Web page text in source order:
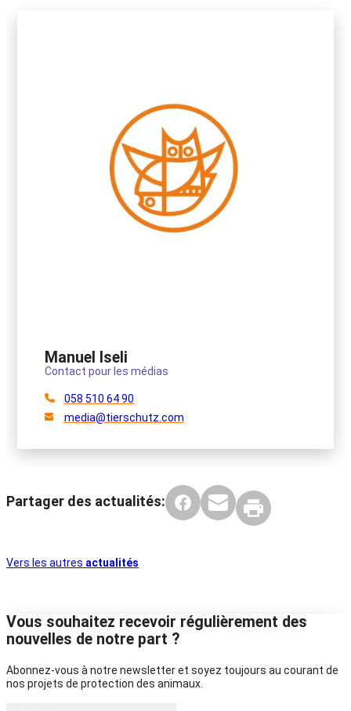
Manuel Iseli
Contact pour les médias
058 510 64 90
media@tierschutz.com
Partager des actualités:
Vers les autres actualités
Vous souhaitez recevoir régulièrement des
nouvelles de notre part ?
Abonnez-vous à notre newsletter et soyez toujours au courant de
nos projets de protection des animaux.